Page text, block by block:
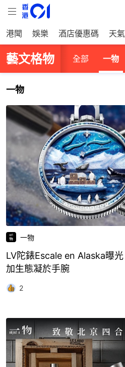
港聞 娛樂 酒店優惠碼 天
藝文格物 全部 一物
一物
一物
LV陀錶Escale en Alaska曝
加生態凝於手腕
2